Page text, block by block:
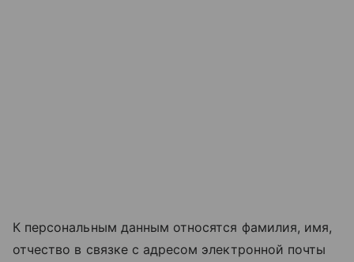
К персональным данным относятся фамилия, имя,
отчество в связке с адресом электронной почты